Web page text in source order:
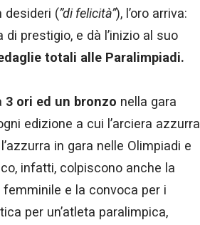
desideri (”di felicità”), l’oro arriva:
prestigio, e dà l’inizio al suo
totali alle Paralimpiadi.
3 ori ed un bronzo nella gara
edizione a cui l’arciera azzurra
in gara nelle Olimpiadi e
infatti, colpiscono anche la
e la convoca per i
per un’atleta paralimpica,